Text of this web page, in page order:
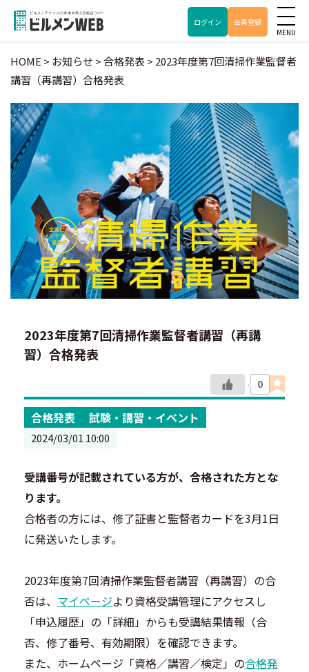
ログイン 会員登録
HOME > お知らせ >合格発表 > 2023年度第7回清掃作業監督者
講習（再講習）合格発表
2023年度第7回清掃作業監督者講習（再講
習）合格発表
0
合格発表 試験・講習・イベント
2024/03/01 10:00
受講番号が記載されている方が、合格された方とな
ります。
合格者の方には、修了証書と監督者カードを3月1日
に発送いたします。
2023年度第7回清掃作業監督者講習（再講習）の合
否は、 マイページより資格受講管理にアクセスし
「申込履歴」の「詳細」からも受講結果情報（合
否、修了番号、有効期限）を確認できます。
また、ホームページ「資格／講習／検定」の合格発